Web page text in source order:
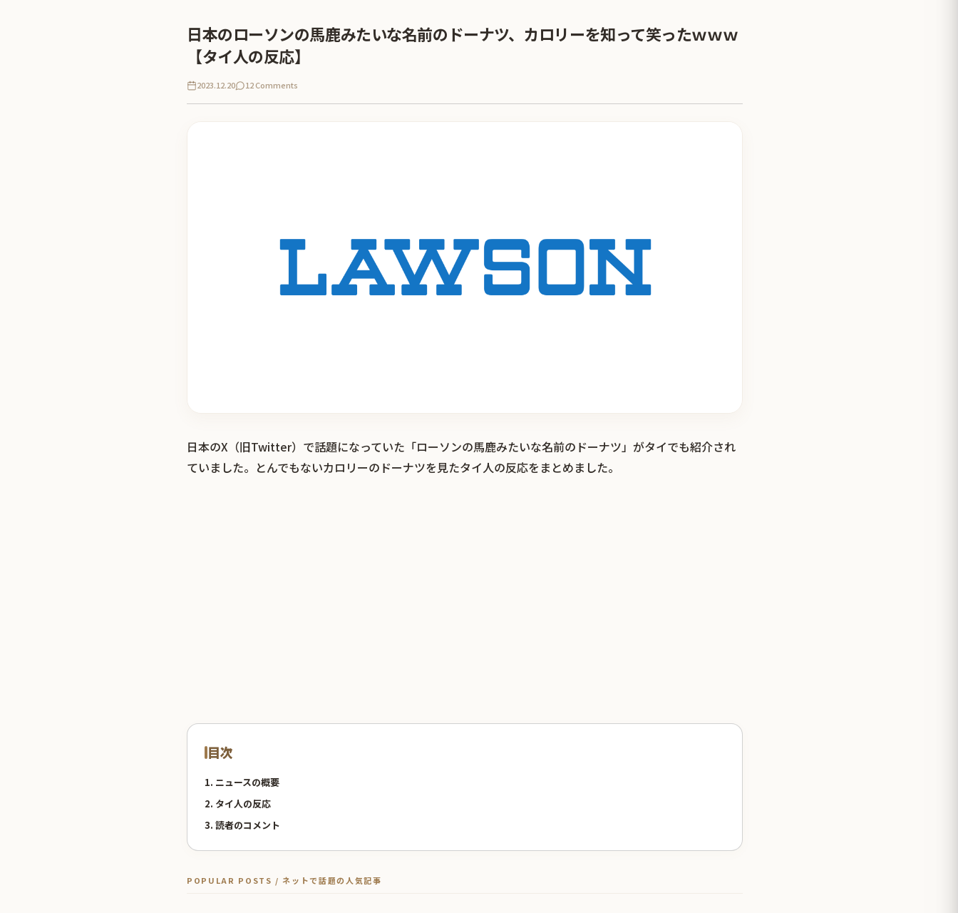
日本のローソンの馬鹿みたいな名前のドーナツ、カロリーを知って笑ったｗｗｗ
【タイ人の反応】
2023.12.20 12 Comments
日本のX（旧Twitter）で話題になっていた「ローソンの馬鹿みたいな名前のドーナツ」がタイでも紹介され
ていました。とんでもないカロリーのドーナツを見たタイ人の反応をまとめました。
目次
1. ニュースの概要
2. タイ人の反応
3. 読者のコメント
POPULAR POSTS / ネットで話題の人気記事